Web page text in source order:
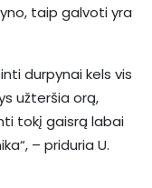
taip galvoti yra
durpynai kels vis
užteršia orą,
tokį gaisrą labai
– priduria U.